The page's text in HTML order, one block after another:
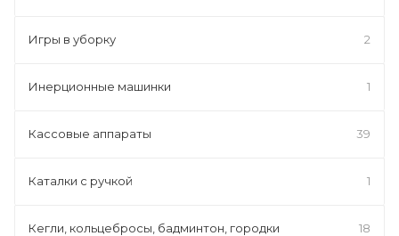
Игры в уборку 2
Инерционные машинки 1
Кассовые аппараты 39
Каталки с ручкой 1
Кегли, кольцебросы, бадминтон, городки 18